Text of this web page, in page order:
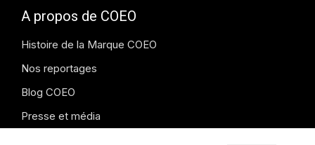
A propos de COEO
Histoire de la Marque COEO
Nos reportages
Blog COEO
Presse et média